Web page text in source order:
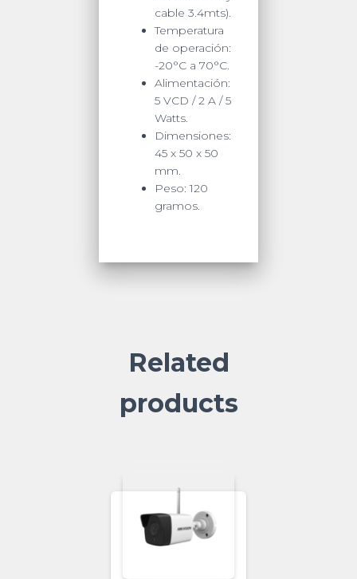
cable 3.4mts).
Temperatura
de operación:
-20°C a 70°C.
Alimentación:
5 VCD / 2 A / 5
Watts.
Dimensiones:
45 x 50 x 50
mm.
Peso: 120
gramos.
Related
products